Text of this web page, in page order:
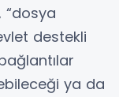
“dosya
destekli
ya da